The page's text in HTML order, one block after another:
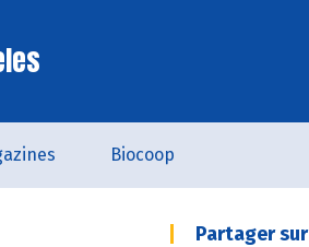
Biocoop
Partager sur